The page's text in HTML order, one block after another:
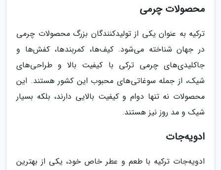
محصولات چرمی
ترکیه به عنوان یکی از تولیدکنندگان بزرگ محصولات چرمی
در جهان شناخته می‌شود. کیف‌ها، کمربندها، کفش‌ها و
جاکلیدی‌های چرمی ترکی با کیفیت بالا و طراحی‌های
شیک، از جمله سوغاتی‌های محبوب این کشور هستند. این
محصولات نه تنها دوام و کیفیت بالایی دارند، بلکه بسیار
شیک و مد روز نیز هستند.
ادویه‌جات
ادویه‌جات ترکیه با طعم و عطر خاص خود، یکی از بهترین